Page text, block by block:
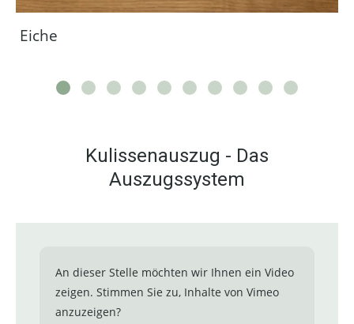
Eiche
Kulissenauszug - Das
Auszugssystem
An dieser Stelle möchten wir Ihnen ein Video
zeigen. Stimmen Sie zu, Inhalte von Vimeo
anzuzeigen?